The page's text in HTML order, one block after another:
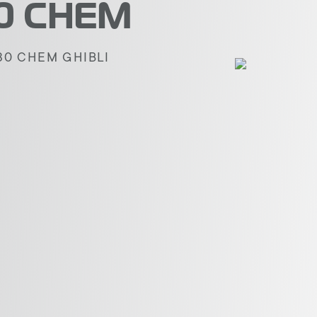
CHEM
CHEM GHIBLI